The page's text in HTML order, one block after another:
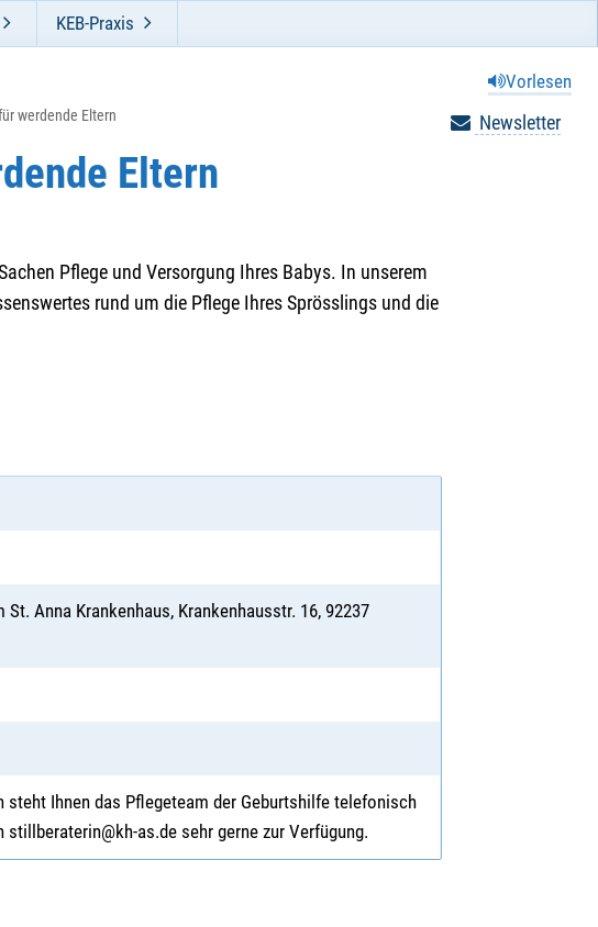
KEB-Praxis
Vorlesen
Newsletter
werdende Eltern
Eltern
Pflege und Versorgung Ihres Babys. In unserem
rund um die Pflege Ihres Sprösslings und die
Anna Krankenhaus, Krankenhausstr. 16, 92237
steht Ihnen das Pflegeteam der Geburtshilfe telefonisch
as.de sehr gerne zur Verfügung.